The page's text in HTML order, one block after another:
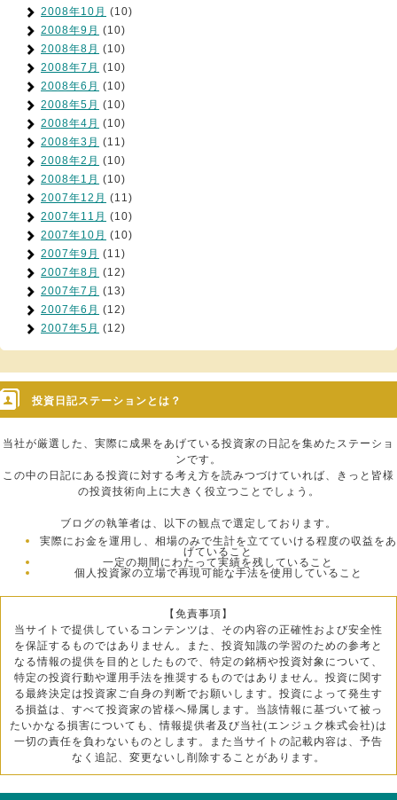
2008年10月 (10)
2008年9月 (10)
2008年8月 (10)
2008年7月 (10)
2008年6月 (10)
2008年5月 (10)
2008年4月 (10)
2008年3月 (11)
2008年2月 (10)
2008年1月 (10)
2007年12月 (11)
2007年11月 (10)
2007年10月 (10)
2007年9月 (11)
2007年8月 (12)
2007年7月 (13)
2007年6月 (12)
2007年5月 (12)
投資日記ステーションとは？
当社が厳選した、実際に成果をあげている投資家の日記を集めたステーショ
ンです。
この中の日記にある投資に対する考え方を読みつづけていれば、きっと皆様
の投資技術向上に大きく役立つことでしょう。
ブログの執筆者は、以下の観点で選定しております。
実際にお金を運用し、相場のみで生計を立てていける程度の収益をあ
げていること
一定の期間にわたって実績を残していること
個人投資家の立場で再現可能な手法を使用していること
【免責事項】
当サイトで提供しているコンテンツは、その内容の正確性および安全性
を保証するものではありません。また、投資知識の学習のための参考と
なる情報の提供を目的としたもので、特定の銘柄や投資対象について、
特定の投資行動や運用手法を推奨するものではありません。投資に関す
る最終決定は投資家ご自身の判断でお願いします。投資によって発生す
る損益は、すべて投資家の皆様へ帰属します。当該情報に基づいて被っ
たいかなる損害についても、情報提供者及び当社(エンジュク株式会社)は
一切の責任を負わないものとします。また当サイトの記載内容は、予告
なく追記、変更ないし削除することがあります。